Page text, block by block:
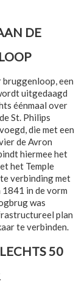
DE
een
uitgedaagd
éénmaal over
St. Philips
die met een
de Avron
hiermee het
het Temple
verbinding met
in de vorm
was
plan
te verbinden.
50